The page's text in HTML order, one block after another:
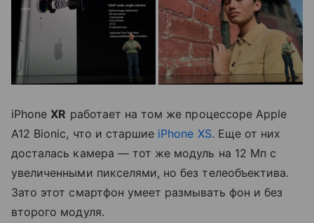
iPhoneXR работает на том же процессоре Apple
A12 Bionic, что и старшие iPhone XS. Еще от них
досталась камера — тот же модуль на 12 Мп с
увеличенными пикселями, но без телеобъектива.
Зато этот смартфон умеет размывать фон и без
второго модуля.